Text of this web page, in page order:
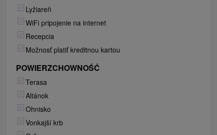
Lyžiareň
WiFi pripojenie na internet
Recepcia
Možnosť platiť kreditnou kartou
POWIERZCHOWNOŚĆ
Terasa
Altánok
Ohnisko
Vonkajší krb